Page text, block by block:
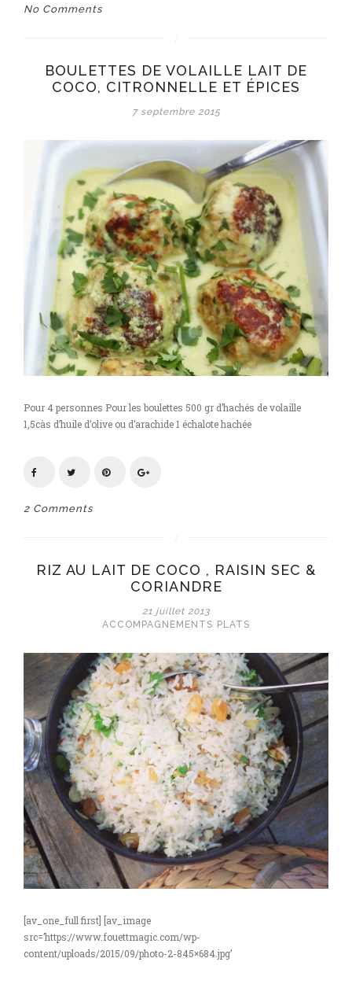
No Comments
BOULETTES DE VOLAILLE LAIT DE
COCO, CITRONNELLE ET ÉPICES
7 septembre 2015
Pour 4 personnes Pour les boulettes 500 gr d’hachés de volaille
1,5càs d’huile d’olive ou d’arachide 1 échalote hachée
2 Comments
RIZ AU LAIT DE COCO , RAISIN SEC &
CORIANDRE
21 juillet 2013
ACCOMPAGNEMENTS PLATS
[av_one_full first] [av_image
src=’https://www.fouettmagic.com/wp-
content/uploads/2015/09/photo-2-845×684.jpg’